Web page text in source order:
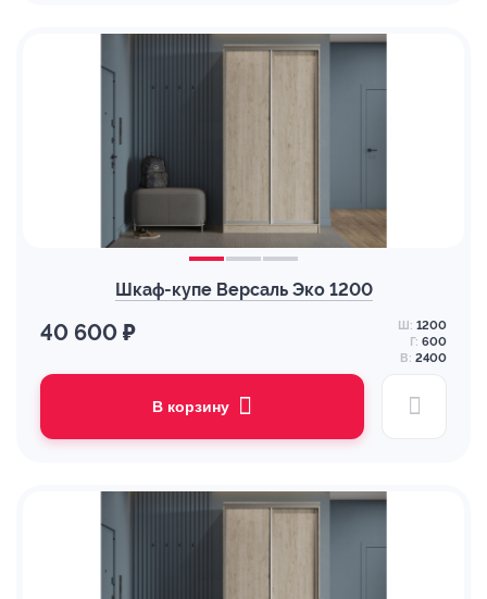
Шкаф-купе Версаль Эко 1200
40 600 ₽ Ш: 1200
Г: 600
В: 2400
В корзину